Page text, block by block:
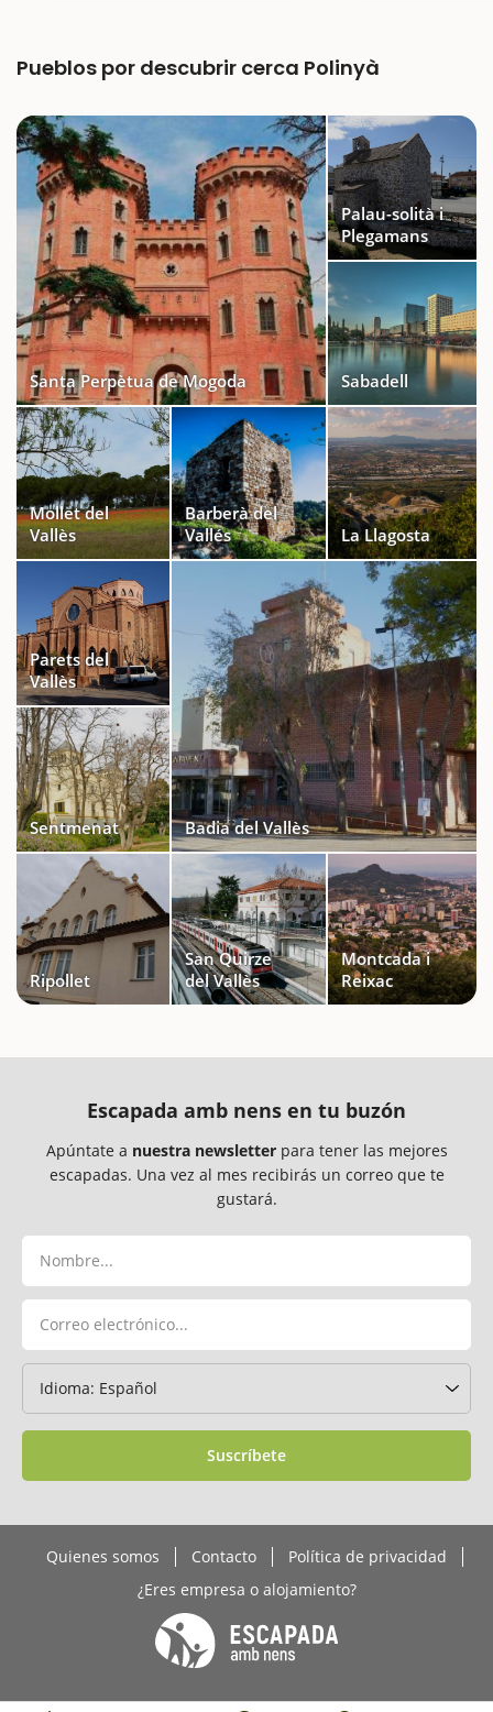
Pueblos por descubrir cerca Polinyà
Santa Perpètua de Mogoda
Palau-solità i
Plegamans
Sabadell
Mollet del
Vallès
Barberà del
Vallés
La Llagosta
Parets del
Vallès
Sentmenat Badia del Vallès
Ripollet
San Quirze
del Vallès
Montcada i
Reixac
Escapada amb nens en tu buzón
Apúntate a nuestra newsletterpara tener las mejores
escapadas. Una vez al mes recibirás un correo que te
gustará.
Suscríbete
Quienes somos Contacto
Política de privacidad
¿Eres empresa o alojamiento?